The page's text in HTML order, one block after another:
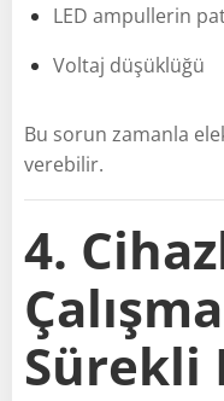
LED ampullerin
Voltaj düşüklüğü
Bu sorun zamanla
verebilir.
4.
Sürekli